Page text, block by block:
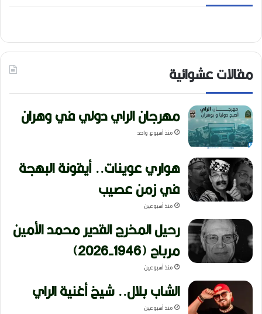
مقالات عشوائية
مهرجان الراي دولي في وهران
منذ أسبوع واحد
هواري عوينات.. أيقونة البهجة
في زمن عصيب
منذ أسبوعين
رحيل المخرج القدير محمد الأمين
مرباح (1946-2026)
منذ أسبوعين
الشاب بلال.. شيخ أغنية الراي
منذ أسبوعين